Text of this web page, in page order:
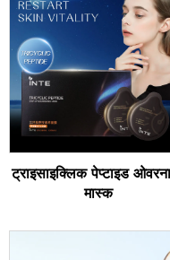
ट्राइसाइक्लिक पेप्टाइड
मास्क